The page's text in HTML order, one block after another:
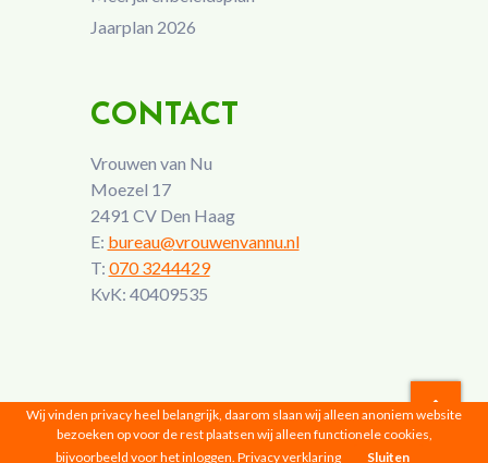
Jaarplan 2026
CONTACT
Vrouwen van Nu
Moezel 17
2491 CV Den Haag
E: bureau@vrouwenvannu.nl
T: 070 3244429
KvK: 40409535
Vrouwen van Nu © 2026 |Privacyverklaring
Wij vinden privacy heel belangrijk, daarom slaan wij alleen anoniem website
bezoeken op voor de rest plaatsen wij alleen functionele cookies,
bijvoorbeeld voor het inloggen. Privacy verklaring Sluiten